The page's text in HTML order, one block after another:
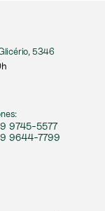
5346
9745-5577
9 9644-7799